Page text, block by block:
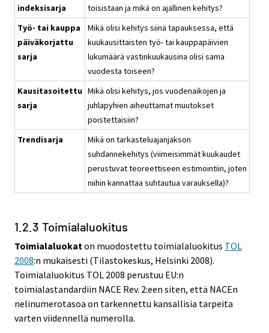
indeksisarja
toisistaan ja mikä on ajallinen kehitys?
Työ- tai kauppa
päiväkorjattu
sarja
Mikä olisi kehitys siinä tapauksessa, että
kuukausittaisten työ- tai kauppapäivien
lukumäärä vastinkuukausina olisi sama
vuodesta toiseen?
Kausitasoitettu
sarja
Mikä olisi kehitys, jos vuodenaikojen ja
juhlapyhien aiheuttamat muutokset
poistettaisiin?
Trendisarja
Mikä on tarkasteluajanjakson
suhdannekehitys (viimeisimmät kuukaudet
perustuvat teoreettiseen estimointiin, joten
niihin kannattaa suhtautua varauksella)?
1.2.3 Toimialaluokitus
Toimialaluokaton muodostettu toimialaluokitus TOL
2008:n mukaisesti (Tilastokeskus, Helsinki 2008).
Toimialaluokitus TOL 2008 perustuu EU:n
toimialastandardiin NACE Rev. 2:een siten, että NACEn
nelinumerotasoa on tarkennettu kansallisia tarpeita
varten viidennellä numerolla.